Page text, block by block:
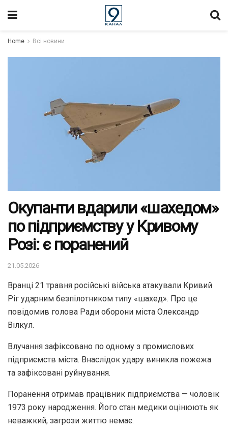
Home Всі новини
Окупанти вдарили «шахедом»
по підприємству у Кривому
Розі: є поранений
21.05.2026
Вранці 21 травня російські війська атакували Кривий
Ріг ударним безпілотником типу «шахед». Про це
повідомив голова Ради оборони міста Олександр
Вілкул.
Влучання зафіксовано по одному з промислових
підприємств міста. Внаслідок удару виникла пожежа
та зафіксовані руйнування.
Поранення отримав працівник підприємства — чоловік
1973 року народження. Його стан медики оцінюють як
неважкий, загрози життю немає.